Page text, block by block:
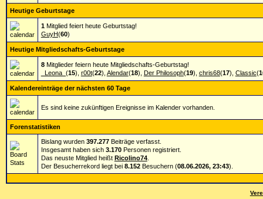
Heutige Geburtstage
1Mitglied feiert heute Geburtstag!
GuyH(60)
Heutige Mitgliedschafts-Geburtstage
8Mitglieder feiern heute Mitgliedschafts-Geburtstag!
_Leona_ (15), r00t(22), Alendar(18), Der Philosoph(19), chris68(17), Classic(
Kalendereinträge der nächsten 60 Tage
Es sind keine zukünftigen Ereignisse im Kalender vorhanden.
Forenstatistiken
Bislang wurden 397.277Beiträge verfasst.
Insgesamt haben sich 3.170Personen registriert.
Das neuste Mitglied heißt Ricolino74.
Der Besucherrekord liegt bei 8.152Besuchern (08.06.2026, 23:43).